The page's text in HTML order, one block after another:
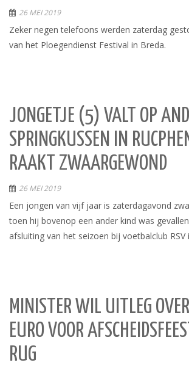
26 MEI 2019
Zeker negen telefoons werden zaterdag
van het Ploegendienst Festival in Breda.
JONGETJE (5) VALT OP
SPRINGKUSSEN IN
RAAKT ZWAARGEWOND
26 MEI 2019
Een jongen van vijf jaar is zaterdagavond
toen hij bovenop een ander kind was
afsluiting van het seizoen bij voetbalclub RSV
MINISTER WIL UITLEG
EURO VOOR
RUG